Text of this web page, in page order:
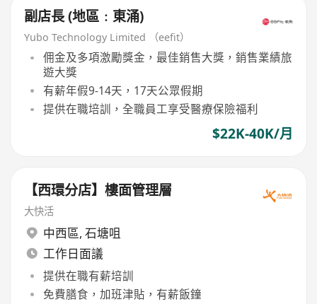
副店長 (地區﹕東涌)
Yubo Technology Limited （eefit）
佣金及多項激勵獎金，最佳銷售大獎，銷售業績旅
遊大獎
有薪年假9-14天，17天公眾假期
提供在職培訓，全職員工享受醫療保險福利
$22K-40K/月
【西環分店】樓面管理層
大快活
中西區, 石塘咀
工作日面議
提供在職有薪培訓
免費膳食，加班津貼，有薪飯鐘